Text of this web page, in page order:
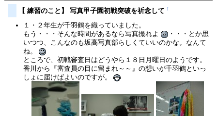
【 練習のこと】 写真甲子園初戦突破を祈念して†
１・２年生が千羽鶴を織っていました。
もう・・・そんな時間があるなら写真撮れよ
・・・とか思
いつつ、こんなのも坂高写真部らしくていいのかな。なんて
ね。
ところで、初戦審査日はどうやら１８日月曜日のようです。
香川から『審査員の目に留まれ～～』の想いが千羽鶴といっ
しょに届けばよいのですが。